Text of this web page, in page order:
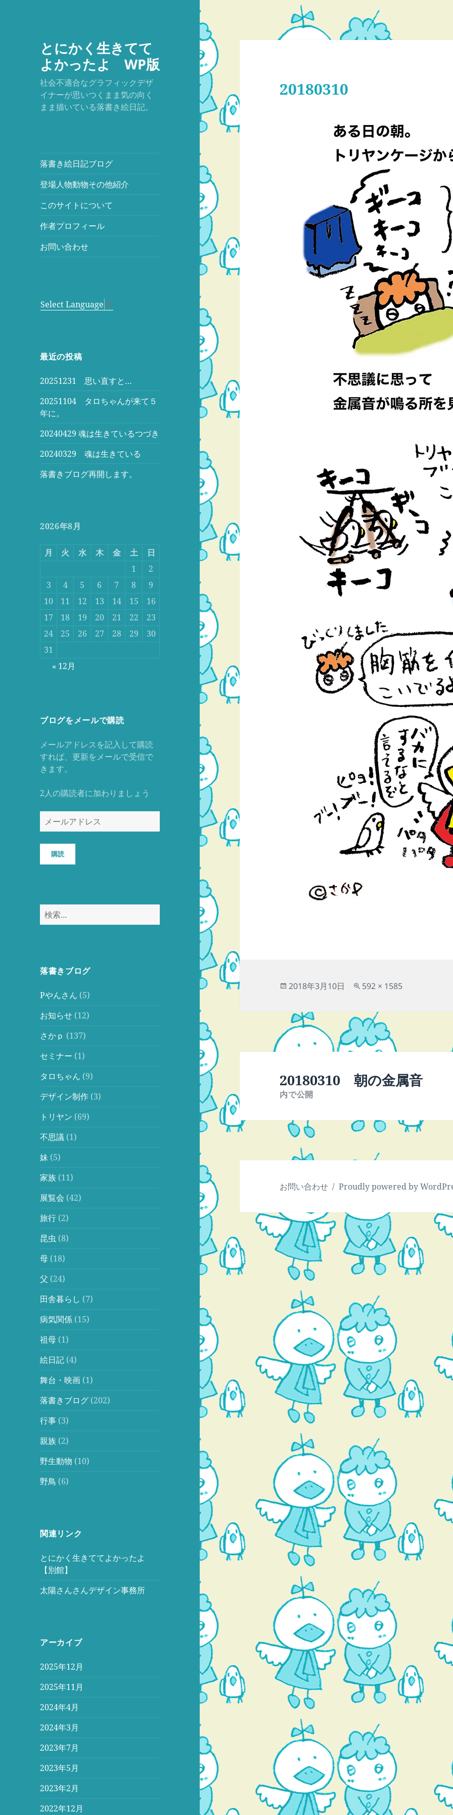
とにかく生きてて
よかったよ WP版
社会不適合なグラフィックデザ
イナーが思いつくまま気の向く
まま描いている落書き絵日記。
落書き絵日記ブログ
登場人物動物その他紹介
このサイトについて
作者プロフィール
お問い合わせ
Select Language ▼
最近の投稿
20251231 思い直すと…
20251104 タロちゃんが来て５
年に。
20240429 魂は生きているつづき
20240329 魂は生きている
落書きブログ再開します。
2026年8月
月 火 水 木 金 土
日
1
2
3
4 5 6 7 8
9
10
11 12 13 14 15
16
17
18 19 20 21 22
23
24
25 26 27 28 29
30
31
« 12月
ブログをメールで購読
メールアドレスを記入して購読
すれば、更新をメールで受信で
きます。
2人の購読者に加わりましょう
ー
ル
ド
購読
検
索:
落書きブログ
Pやんさん (5)
お知らせ (12)
さかｐ (137)
セミナー (1)
タロちゃん (9)
デザイン制作 (3)
トリヤン (69)
不思議 (1)
妹 (5)
家族 (11)
展覧会 (42)
旅行 (2)
昆虫 (8)
母 (18)
父 (24)
田舎暮らし (7)
病気関係 (15)
祖母 (1)
絵日記 (4)
舞台・映画 (1)
落書きブログ (202)
行事 (3)
親族 (2)
野生動物 (10)
野鳥 (6)
関連リンク
とにかく生きててよかったよ
【別館】
太陽さんさんデザイン事務所
アーカイブ
2025年12月
2025年11月
2024年4月
2024年3月
2023年7月
2023年5月
2023年2月
2022年12月
20180310
投
日:
2018年3月10日
フ
サ
イ
ズ
592 × 1585
ビ
ゲ
20180310 朝の金属音
内で公開
お問い合わせ Proudly powered by